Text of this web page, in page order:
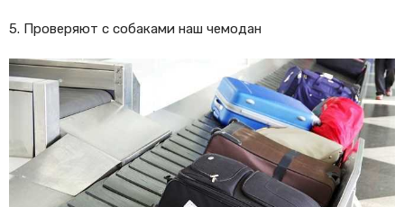
5. Проверяют с собаками наш чемодан